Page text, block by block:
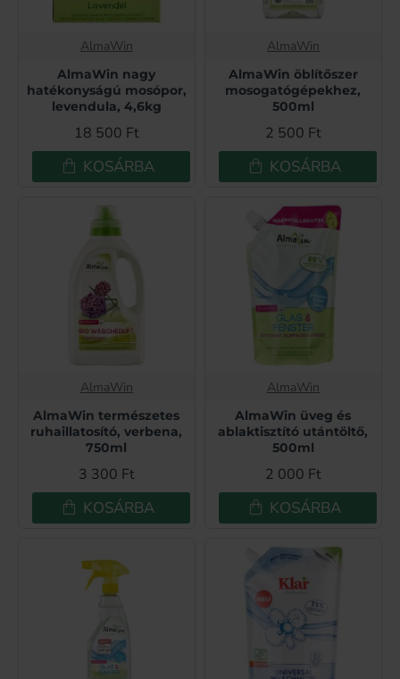
AlmaWin
AlmaWin nagy
hatékonyságú mosópor,
levendula, 4,6kg
18 500 Ft
KOSÁRBA
AlmaWin
AlmaWin öblítőszer
mosogatógépekhez,
500ml
2 500 Ft
KOSÁRBA
AlmaWin
AlmaWin természetes
ruhaillatosító, verbena,
750ml
3 300 Ft
KOSÁRBA
AlmaWin
AlmaWin üveg és
ablaktisztító utántöltő,
500ml
2 000 Ft
KOSÁRBA